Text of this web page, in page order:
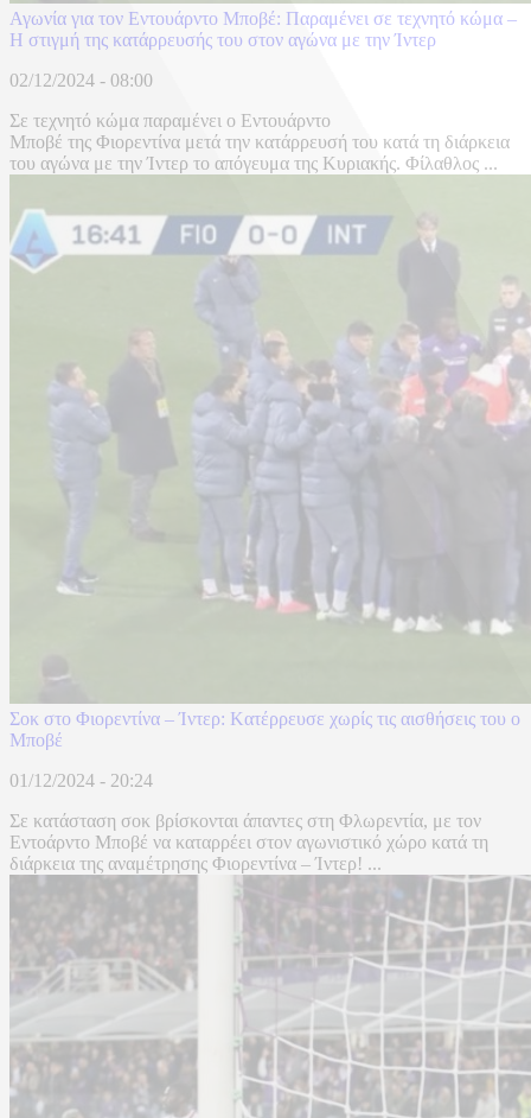
Αγωνία για τον Εντουάρντο Μποβέ: Παραμένει σε τεχνητό κώμα –
Η στιγμή της κατάρρευσής του στον αγώνα με την Ίντερ
02/12/2024 - 08:00
Σε τεχνητό κώμα παραμένει ο Εντουάρντο
Μποβέ της Φιορεντίνα μετά την κατάρρευσή του κατά τη διάρκεια
του αγώνα με την Ίντερ το απόγευμα της Κυριακής. Φίλαθλος ...
Σοκ στο Φιορεντίνα – Ίντερ: Kατέρρευσε χωρίς τις αισθήσεις του ο
Μποβέ
01/12/2024 - 20:24
Σε κατάσταση σοκ βρίσκονται άπαντες στη Φλωρεντία, με τον
Εντοάρντο Μποβέ να καταρρέει στον αγωνιστικό χώρο κατά τη
διάρκεια της αναμέτρησης Φιορεντίνα – Ίντερ! ...